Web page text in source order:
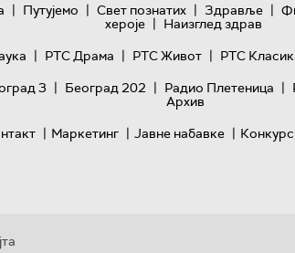
| Путујемо | Свет познатих | Здравље |
хероје | Наизглед здрав
| РТС Драма | РТС Живот | РТС
3 | Београд 202 | Радио Плетеница |
Архив
| Маркетинг | Јавне набавке |